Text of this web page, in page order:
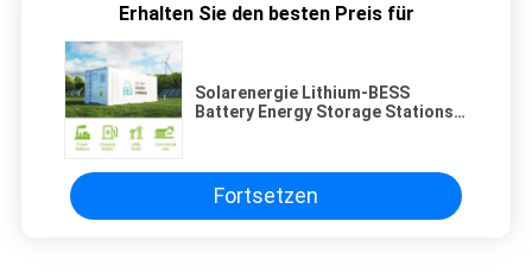
Erhalten Sie den besten Preis für
Solarenergie Lithium-BESS
Battery Energy Storage Stations-
Fortsetzen